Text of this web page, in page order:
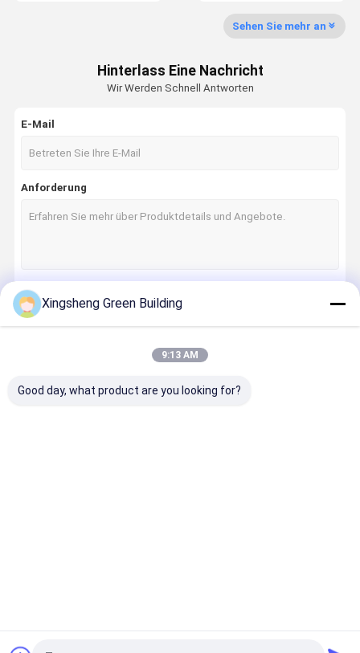
Rechtssach Bitte Um Ein
Kurve Solardachfliesen
Monosonnenkollektor
bipv Solarmodule
BIPV-Produktionsmaschine
Sehen Sie mehr an
Hinterlass Eine Nachricht
Wir Werden Schnell Antworten
E-Mail
Anforderung
Fortsetzen
Xingsheng Green Building
9:13 AM
Good day, what product are you looking for?